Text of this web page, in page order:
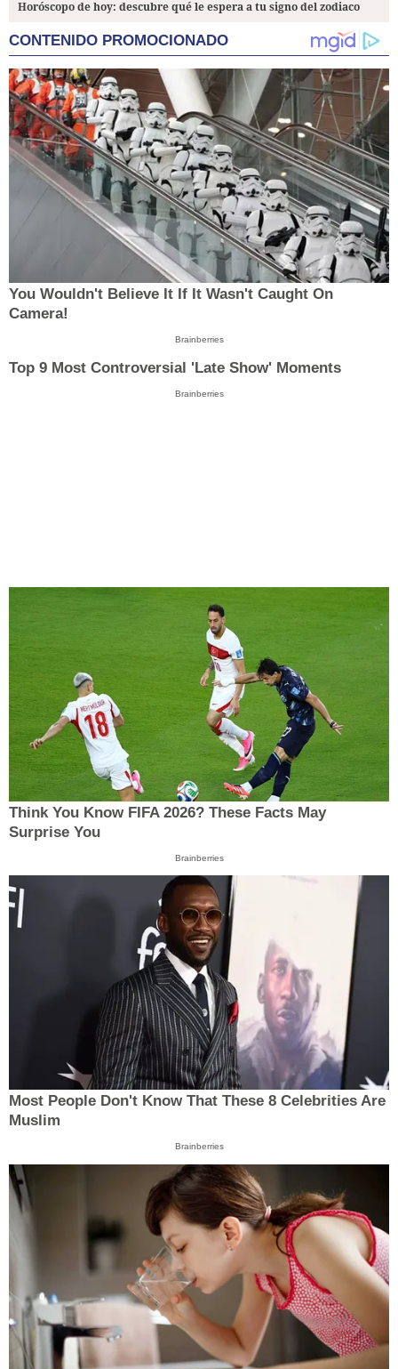
Horóscopo de hoy: descubre qué le espera a tu signo del zodiaco
CONTENIDO PROMOCIONADO
You Wouldn't Believe It If It Wasn't Caught On
Camera!
Brainberries
Top 9 Most Controversial 'Late Show' Moments
Brainberries
Think You Know FIFA 2026? These Facts May
Surprise You
Brainberries
Most People Don't Know That These 8 Celebrities Are
Muslim
Brainberries